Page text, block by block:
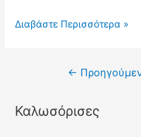
Τι
Cola
Διαβάστε Περισσότερα »
Πλοήγηση
←
Καλωσόρισες